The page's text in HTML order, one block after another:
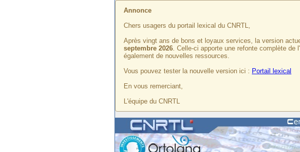
Annonce
Chers usagers du portail lexical du CNRTL,
Après vingt ans de bons et loyaux services, la version
septembre 2026. Celle-ci apporte une refonte complète
également de nouvelles ressources.
Vous pouvez tester la nouvelle version ici : Portail lexical
En vous remerciant,
L'équipe du CNRTL